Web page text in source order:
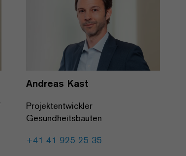
Andreas Kast
Projektentwickler
Gesundheitsbauten
+41 41 925 25 35